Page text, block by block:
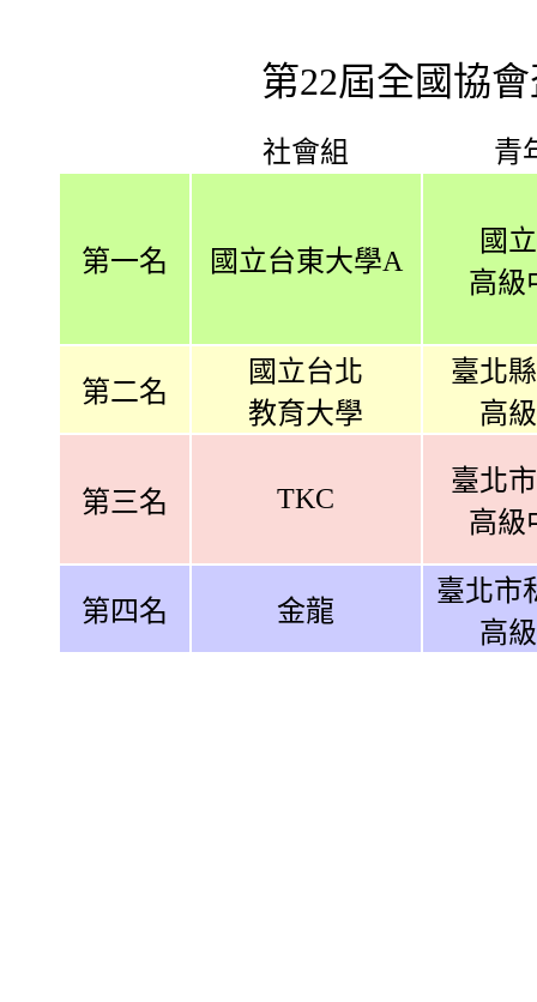
第22屆全國協
社會組 青
第一名 國立台東大學A
國
高級
第二名
國立台北
教育大學
臺北
高
第三名 TKC
臺北
高級
第四名 金龍
臺北市
高